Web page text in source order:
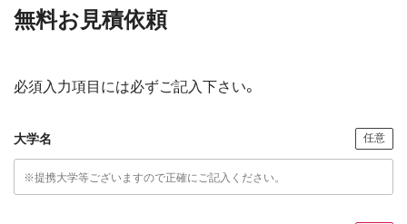
無料お見積依頼
必須入力項目には必ずご記入下さい。
大学名 任意